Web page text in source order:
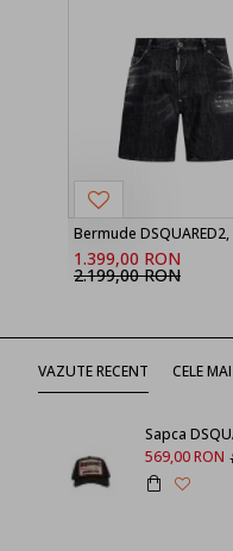
1.399,00 RON
2.199,00 RON
VAZUTE RECENT CELE
569,00 RON